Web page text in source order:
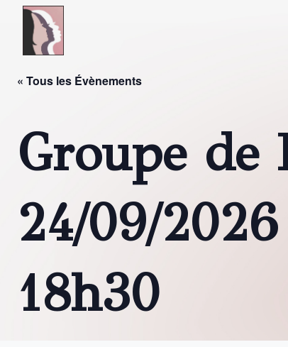
Skip to main content
« Tous les Évènements
Groupe de
24/09/
18h30